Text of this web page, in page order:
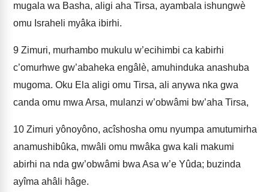
mugala wa Basha, aligi aha Tirsa, ayambala ishungwè
omu Israheli myâka ibirhi.
9 Zimuri, murhambo mukulu w’ecihimbi ca kabirhi
c’omurhwe gw’abaheka engâlè, amuhinduka anashuba
mugoma. Oku Ela aligi omu Tirsa, ali anywa nka gwa
canda omu mwa Arsa, mulanzi w’obwâmi bw’aha Tirsa,
10 Zimuri yônoyôno, acîshosha omu nyumpa amutumirha
anamushibûka, mwâli omu mwâka gwa kali makumi
abirhi na nda gw’obwâmi bwa Asa w’e Yûda; buzinda
ayîma ahâli hâge.